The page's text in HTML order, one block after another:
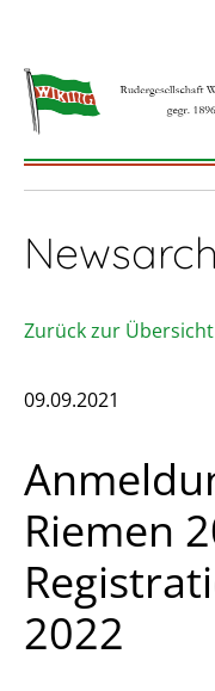
Zurück zur Übersicht
09.09.2021
Riemen
2022